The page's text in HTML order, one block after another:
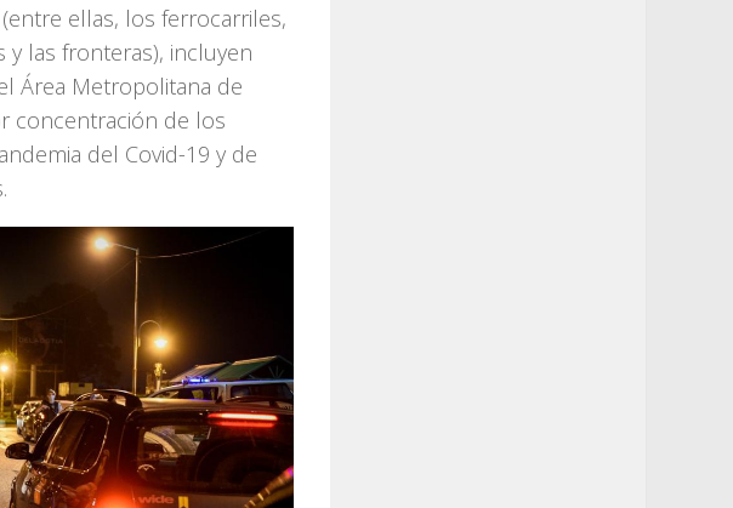
ellas, los ferrocarriles,
las fronteras), incluyen
Área Metropolitana de
concentración de los
del Covid-19 y de